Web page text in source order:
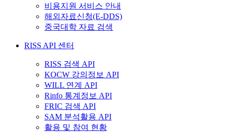
비용지원 서비스 안내
해외자료신청(E-DDS)
중국대학 자료 검색
RISS API 센터
RISS 검색 API
KOCW 강의정보 API
WILL 연계 API
Rinfo 통계정보 API
FRIC 검색 API
SAM 분석활용 API
활용 및 참여 현황